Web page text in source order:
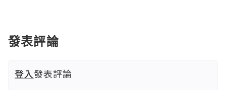
發表評論
登入發表評論